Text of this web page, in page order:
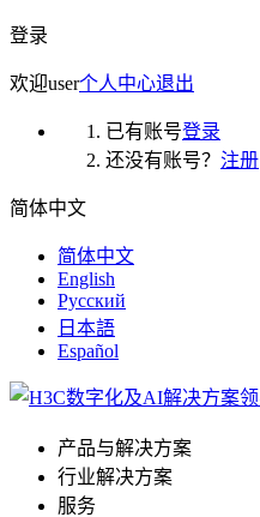
登录
欢迎user个人中心退出
已有账号登录
还没有账号？ 注册
简体中文
简体中文
English
Русский
日本語
Español
产品与解决方案
行业解决方案
服务